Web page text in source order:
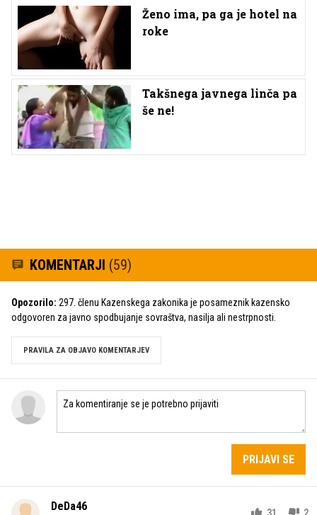
Ženo ima, pa ga je hotel na
roke
Takšnega javnega linča pa
še ne!
KOMENTARJI (59)
Opozorilo: 297. členu Kazenskega zakonika je posameznik kazensko
odgovoren za javno spodbujanje sovraštva, nasilja ali nestrpnosti.
PRAVILA ZA OBJAVO KOMENTARJEV
PRIJAVI SE
DeDa46 31 2